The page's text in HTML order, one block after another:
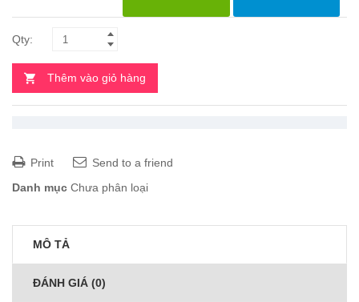
Thêm vào giỏ hàng
Print
Send to a friend
Danh mục Chưa phân loại
MÔ TẢ
ĐÁNH GIÁ (0)